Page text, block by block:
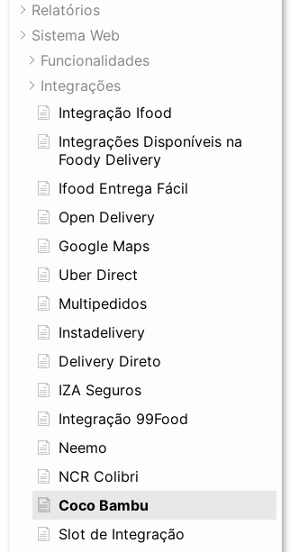
Relatórios
Sistema Web
Funcionalidades
Integrações
Integração Ifood
Integrações Disponíveis na
Foody Delivery
Ifood Entrega Fácil
Open Delivery
Google Maps
Uber Direct
Multipedidos
Instadelivery
Delivery Direto
IZA Seguros
Integração 99Food
Neemo
NCR Colibri
Coco Bambu
Slot de Integração